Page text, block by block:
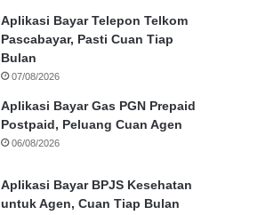
Aplikasi Bayar Telepon Telkom
Pascabayar, Pasti Cuan Tiap
Bulan
07/08/2026
Aplikasi Bayar Gas PGN Prepaid
Postpaid, Peluang Cuan Agen
06/08/2026
Aplikasi Bayar BPJS Kesehatan
untuk Agen, Cuan Tiap Bulan